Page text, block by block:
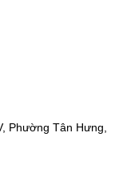
Phường Tân Hưng,